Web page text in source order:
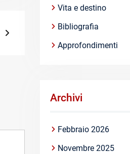
Vita e destino
Bibliografia
Approfondimenti
Archivi
Febbraio 2026
Novembre 2025